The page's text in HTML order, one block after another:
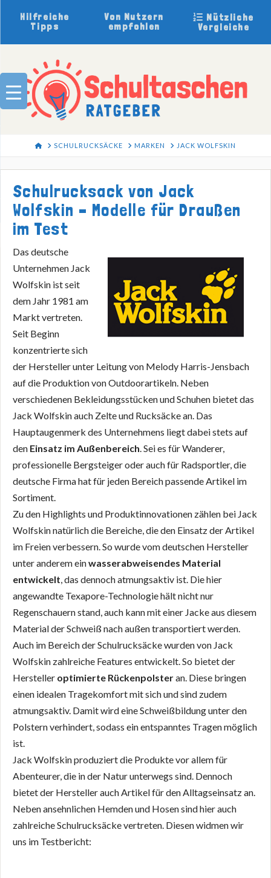
Hilfreiche
Tipps
Von Nutzern
empfohlen
Nützliche
Vergleiche
HOME
SCHULRUCKSÄCKE MARKEN JACK WOLFSKIN
Schulrucksack von Jack
Wolfskin – Modelle für Draußen
im Test
Das deutsche
Unternehmen Jack
Wolfskin ist seit
dem Jahr 1981 am
Markt vertreten.
Seit Beginn
konzentrierte sich
der Hersteller unter Leitung von Melody Harris-Jensbach
auf die Produktion von Outdoorartikeln. Neben
verschiedenen Bekleidungsstücken und Schuhen bietet das
Jack Wolfskin auch Zelte und Rucksäcke an. Das
Hauptaugenmerk des Unternehmens liegt dabei stets auf
den Einsatz im Außenbereich . Sei es für Wanderer,
professionelle Bergsteiger oder auch für Radsportler, die
deutsche Firma hat für jeden Bereich passende Artikel im
Sortiment.
Zu den Highlights und Produktinnovationen zählen bei Jack
Wolfskin natürlich die Bereiche, die den Einsatz der Artikel
im Freien verbessern. So wurde vom deutschen Hersteller
unter anderem einwasserabweisendes Material
entwickelt , das dennoch atmungsaktiv ist. Die hier
angewandte Texapore-Technologie hält nicht nur
Regenschauern stand, auch kann mit einer Jacke aus diesem
Material der Schweiß nach außen transportiert werden.
Auch im Bereich der Schulrucksäcke wurden von Jack
Wolfskin zahlreiche Features entwickelt. So bietet der
Hersteller optimierte Rückenpolsteran. Diese bringen
einen idealen Tragekomfort mit sich und sind zudem
atmungsaktiv. Damit wird eine Schweißbildung unter den
Polstern verhindert, sodass ein entspanntes Tragen möglich
ist.
Jack Wolfskin produziert die Produkte vor allem für
Abenteurer, die in der Natur unterwegs sind. Dennoch
bietet der Hersteller auch Artikel für den Alltagseinsatz an.
Neben ansehnlichen Hemden und Hosen sind hier auch
zahlreiche Schulrucksäcke vertreten. Diesen widmen wir
uns im Testbericht: